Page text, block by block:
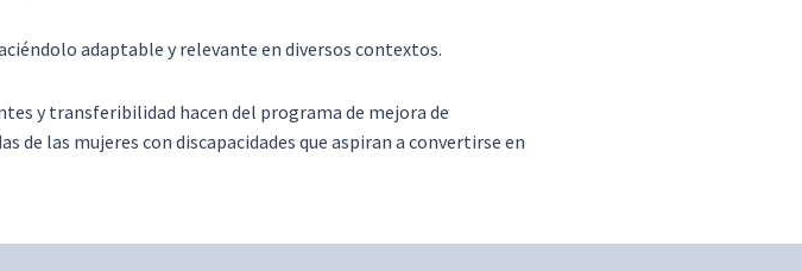
adaptable y relevante en diversos contextos.
y transferibilidad hacen del programa de mejora de
de las mujeres con discapacidades que aspiran a convertirse en